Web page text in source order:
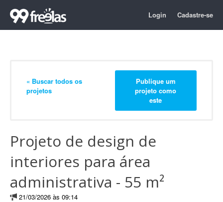
Login Cadastre-se
« Buscar todos os
projetos
Publique um
projeto como
este
Projeto de design de
interiores para área
administrativa - 55 m²
21/03/2026 às 09:14